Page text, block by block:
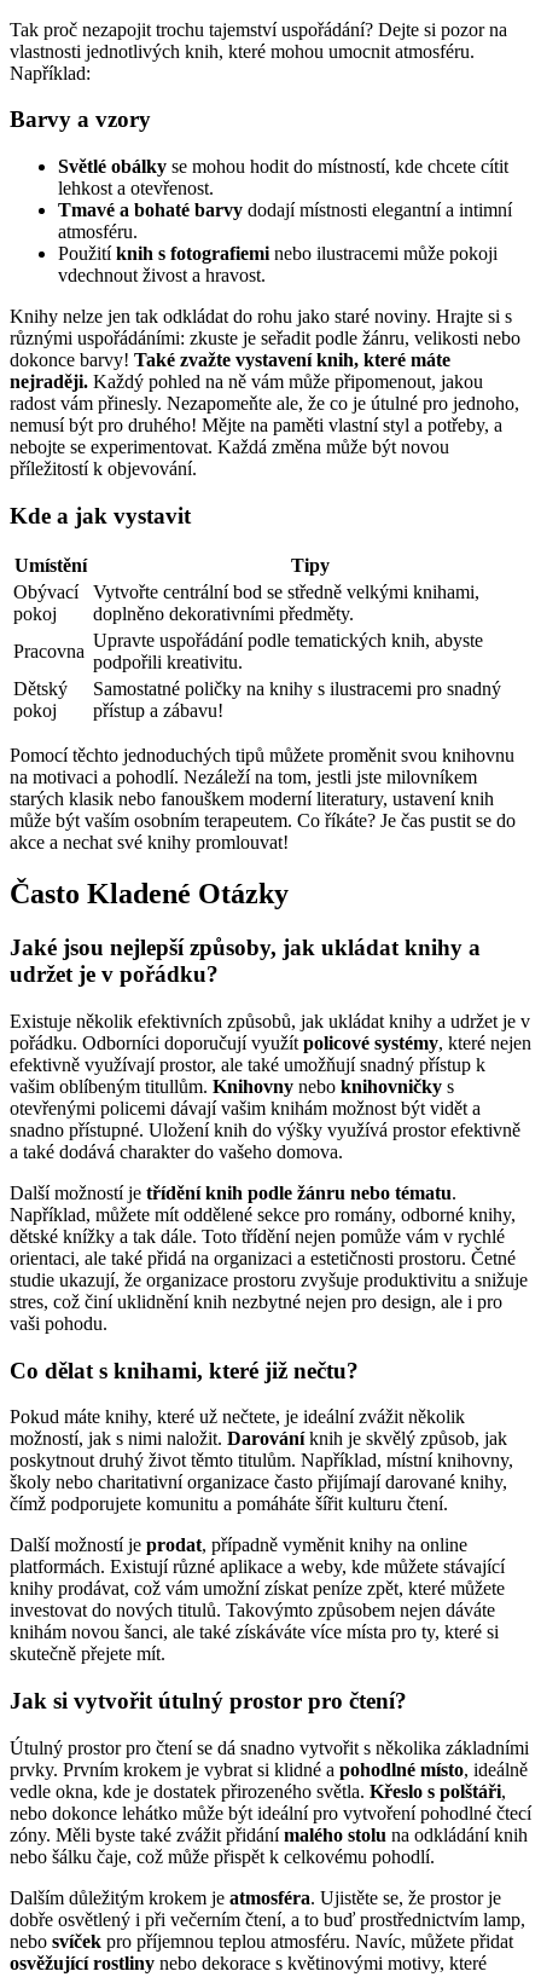
Tak proč nezapojit trochu tajemství uspořádání? Dejte si pozor na
vlastnosti jednotlivých knih, které mohou umocnit atmosféru.
Například:
Barvy a vzory
Světlé obálky se mohou hodit do místností, kde chcete cítit
lehkost a otevřenost.
Tmavé a bohaté barvy dodají místnosti elegantní a intimní
atmosféru.
Použitíknih s fotografiemi nebo ilustracemi může pokoji
vdechnout živost a hravost.
Knihy nelze jen tak odkládat do rohu jako staré noviny. Hrajte si s
různými uspořádáními: zkuste je seřadit podle žánru, velikosti nebo
dokonce barvy! Také zvažte vystavení knih, které máte
nejraději. Každý pohled na ně vám může připomenout, jakou
radost vám přinesly. Nezapomeňte ale, že co je útulné pro jednoho,
nemusí být pro druhého! Mějte na paměti vlastní styl a potřeby, a
nebojte se experimentovat. Každá změna může být novou
příležitostí k objevování.
Kde a jak vystavit
Umístění
Tipy
Obývací
pokoj
Vytvořte centrální bod se středně velkými knihami,
doplněno dekorativními předměty.
Pracovna
Upravte uspořádání podle tematických knih, abyste
podpořili kreativitu.
Dětský
pokoj
Samostatné poličky na knihy s ilustracemi pro snadný
přístup a zábavu!
Pomocí těchto jednoduchých tipů můžete proměnit svou knihovnu
na motivaci a pohodlí. Nezáleží na tom, jestli jste milovníkem
starých klasik nebo fanouškem moderní literatury, ustavení knih
může být vaším osobním terapeutem. Co říkáte? Je čas pustit se do
akce a nechat své knihy promlouvat!
Často Kladené Otázky
Jaké jsou nejlepší způsoby, jak ukládat knihy a
udržet je v pořádku?
Existuje několik efektivních způsobů, jak ukládat knihy a udržet je v
pořádku. Odborníci doporučují využít policové systémy, které nejen
efektivně využívají prostor, ale také umožňují snadný přístup k
vašim oblíbeným titullům. Knihovny nebo knihovničky s
otevřenými policemi dávají vašim knihám možnost být vidět a
snadno přístupné. Uložení knih do výšky využívá prostor efektivně
a také dodává charakter do vašeho domova.
Další možností je třídění knih podle žánru nebo tématu.
Například, můžete mít oddělené sekce pro romány, odborné knihy,
dětské knížky a tak dále. Toto třídění nejen pomůže vám v rychlé
orientaci, ale také přidá na organizaci a estetičnosti prostoru. Četné
studie ukazují, že organizace prostoru zvyšuje produktivitu a snižuje
stres, což činí uklidnění knih nezbytné nejen pro design, ale i pro
vaši pohodu.
Co dělat s knihami, které již nečtu?
Pokud máte knihy, které už nečtete, je ideální zvážit několik
možností, jak s nimi naložit. Darováníknih je skvělý způsob, jak
poskytnout druhý život těmto titulům. Například, místní knihovny,
školy nebo charitativní organizace často přijímají darované knihy,
čímž podporujete komunitu a pomáháte šířit kulturu čtení.
Další možností je prodat, případně vyměnit knihy na online
platformách. Existují různé aplikace a weby, kde můžete stávající
knihy prodávat, což vám umožní získat peníze zpět, které můžete
investovat do nových titulů. Takovýmto způsobem nejen dáváte
knihám novou šanci, ale také získáváte více místa pro ty, které si
skutečně přejete mít.
Jak si vytvořit útulný prostor pro čtení?
Útulný prostor pro čtení se dá snadno vytvořit s několika základními
prvky. Prvním krokem je vybrat si klidné a pohodlné místo, ideálně
vedle okna, kde je dostatek přirozeného světla. Křeslo s polštáři,
nebo dokonce lehátko může být ideální pro vytvoření pohodlné čtecí
zóny. Měli byste také zvážit přidánímalého stolu na odkládání knih
nebo šálku čaje, což může přispět k celkovému pohodlí.
Dalším důležitým krokem je atmosféra. Ujistěte se, že prostor je
dobře osvětlený i při večerním čtení, a to buď prostřednictvím lamp,
nebo svíček pro příjemnou teplou atmosféru. Navíc, můžete přidat
osvěžující rostliny nebo dekorace s květinovými motivy, které